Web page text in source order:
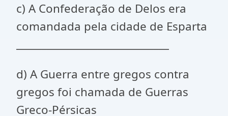
c) A Confederação de Delos era
comandada pela cidade de Esparta
d) A Guerra entre gregos contra
gregos foi chamada de Guerras
Greco-Pérsicas